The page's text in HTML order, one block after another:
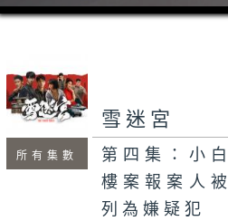
所有集數
雪迷宮
第四集：小白
樓案報案人被
列為嫌疑犯